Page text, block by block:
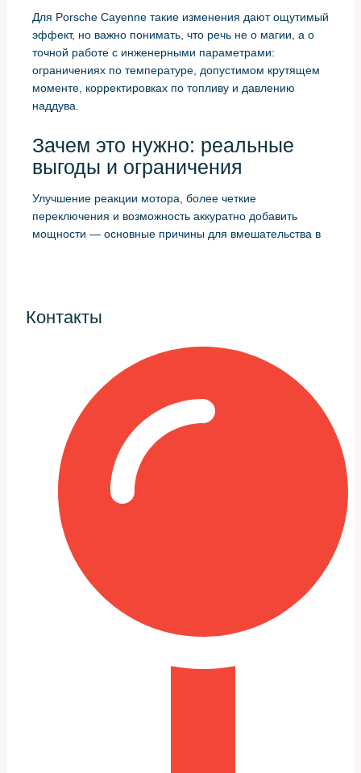
Для Porsche Cayenne такие изменения дают ощутимый
эффект, но важно понимать, что речь не о магии, а о
точной работе с инженерными параметрами:
ограничениях по температуре, допустимом крутящем
моменте, корректировках по топливу и давлению
наддува.
Зачем это нужно: реальные
выгоды и ограничения
Улучшение реакции мотора, более четкие
переключения и возможность аккуратно добавить
мощности — основные причины для вмешательства в
сцепления или гидротрансформатора, прочность
повышать мощность бесконтрольно, иначе риск
поломки вырастает сильнее выгоды.
Преимущества при грамотной
настройке
Более ровный отклик педали газа, сокращение
времени переключений и плавность хода при
спокойной езде — всё это достижимо при корректной
прошивке. Это не только про цифры на стенде, но и
про комфорт в повседневной эксплуатации.
Для Porsche Cayenne особенно важно сохранить
баланс между спортивной динамикой и
долговечностью, чтобы улучшения не превратились в
Контакты